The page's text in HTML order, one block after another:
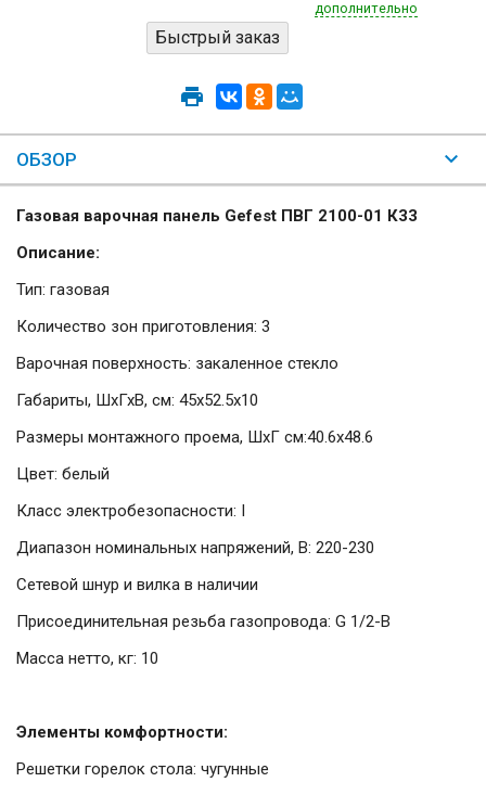
дополнительно
ОБЗОР
Газовая варочная панель Gefest ПВГ 2100-01 К33
Описание:
Тип: газовая
Количество зон приготовления: 3
Варочная поверхность: закаленное стекло
Габариты, ШхГхВ, см: 45x52.5x10
Размеры монтажного проема, ШхГ см:40.6x48.6
Цвет: белый
Класс электробезопасности: I
Диапазон номинальных напряжений, В: 220-230
Сетевой шнур и вилка в наличии
Присоединительная резьба газопровода: G 1/2-В
Масса нетто, кг: 10
Элементы комфортности:
Решетки горелок стола: чугунные